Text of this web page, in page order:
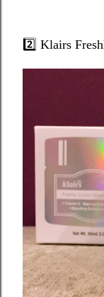
2️⃣ Klairs